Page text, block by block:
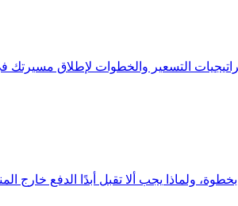
التسعير والخطوات لإطلاق
ولماذا يجب ألا تقبل أبدًا الدفع خارج